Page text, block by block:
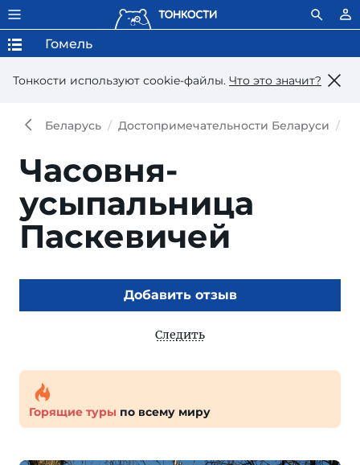
Тонкости используют сookie-файлы. Что это значит?
Гомель
Беларусь Достопримечательности Беларуси
Часовня-
усыпальница
Паскевичей
Добавить отзыв
Следить
Горящие туры по всему миру